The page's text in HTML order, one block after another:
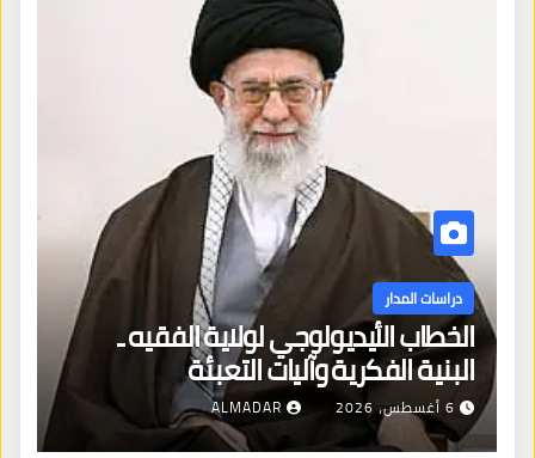
دراسات المدار
الخطاب الأيديولوجي لولاية الفقيه ـ
البنية الفكرية وآليات التعبئة
6 أغسطس، 2026 ALMADAR